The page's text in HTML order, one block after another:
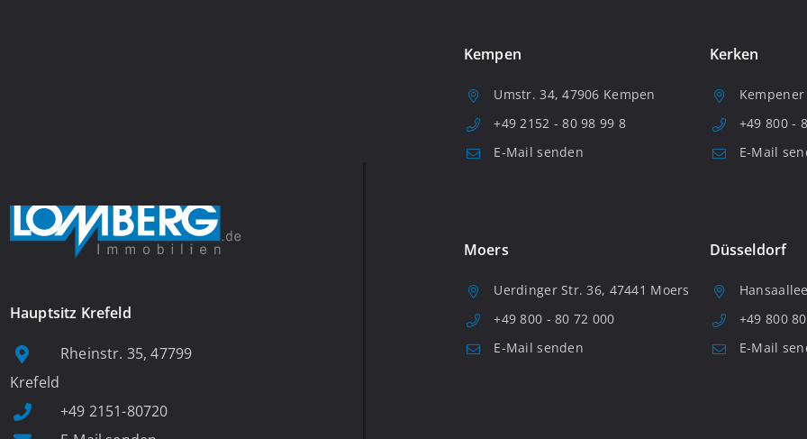
Hauptsitz Krefeld
Rheinstr. 35, 47799
Krefeld
+49 2151-80720
Kempen
Umstr. 34, 47906 Kempen
+49 2152 - 80 98 99 8
E-Mail senden
Kerken
+49 800 -
E-Mail
Moers
Uerdinger Str. 36, 47441 Moers
+49 800 - 80 72 000
E-Mail senden
Düsseldorf
+49 800
E-Mail